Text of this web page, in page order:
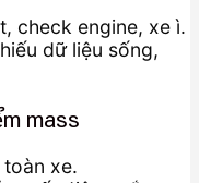
check engine, xe ì.
dữ liệu sống,
mass
toàn xe.